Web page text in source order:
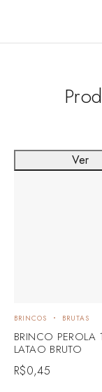
BRINCOS BRUTAS
BRINCO PEROLA
LATAO BRUTO
R$0,45
Ver